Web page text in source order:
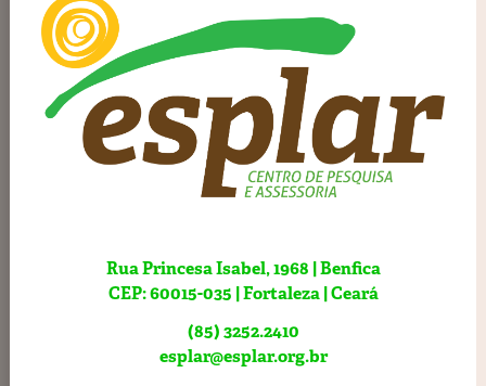
Rua Princesa Isabel, 1968 | Benfica
CEP: 60015-035 | Fortaleza | Ceará
(85) 3252.2410
esplar@esplar.org.br